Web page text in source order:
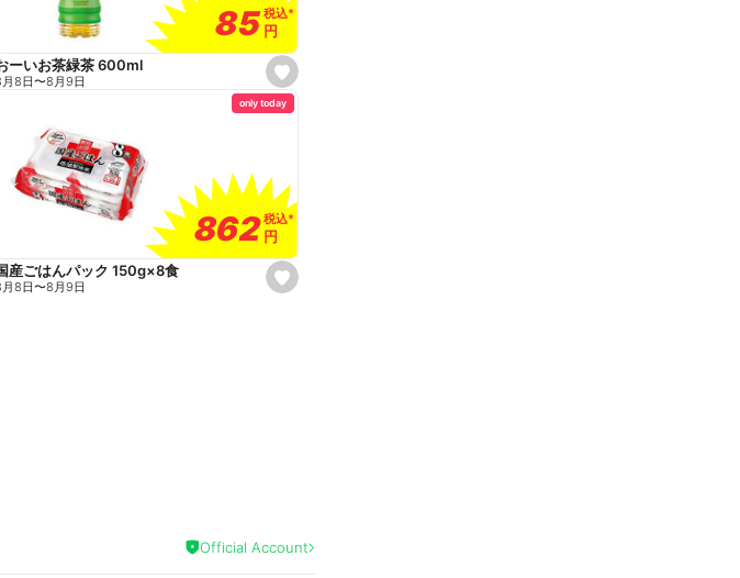
s
e
t
i
e
85
85税込*
税込*
円
円
ーいお茶緑茶 600ml
8日〜8月9日
s
e
only today
862
862税込*
税込*
円
円
産ごはんパック 150g×8食
8日〜8月9日
Official Account